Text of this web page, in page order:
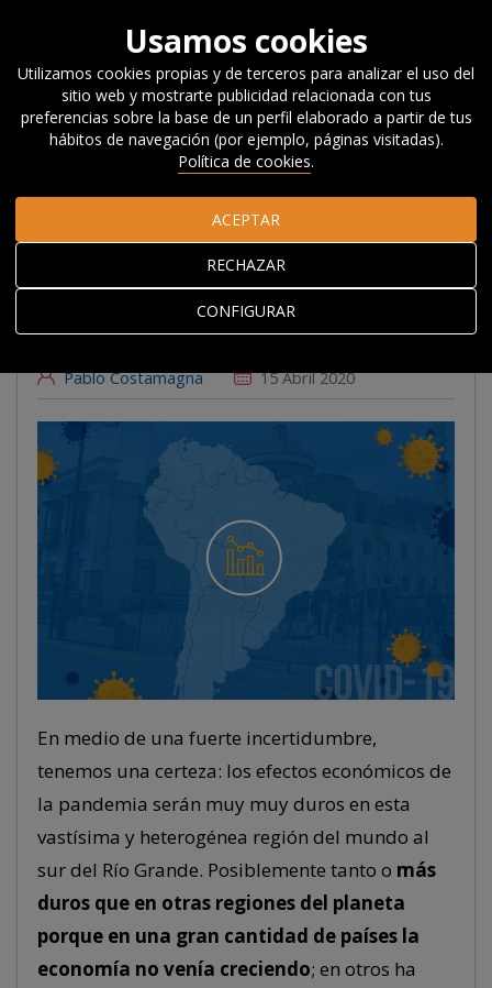
Actualidad
Noticias, Eventos y
Blog
#Beyondcompetitiveness
Reflexiones sobre la
pandemia vista desde América Latina
Reflexiones sobre la
pandemia vista desde
América Latina
Pablo Costamagna 15 Abril 2020
En medio de una fuerte incertidumbre,
tenemos una certeza: los efectos económicos de
la pandemia serán muy muy duros en esta
vastísima y heterogénea región del mundo al
sur del Río Grande. Posiblemente tanto o más
duros que en otras regiones del planeta
porque en una gran cantidad de países la
economía no venía creciendo; en otros ha
Usamos cookies
Utilizamos cookies propias y de terceros para analizar el uso del
sitio web y mostrarte publicidad relacionada con tus
preferencias sobre la base de un perfil elaborado a partir de tus
hábitos de navegación (por ejemplo, páginas visitadas).
Política de cookies.
CONFIGURAR
RECHAZAR
ACEPTAR